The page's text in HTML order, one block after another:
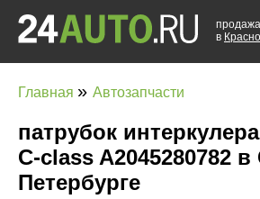
в
Главная » Автозапчасти
патрубок
C-class A2045280782 в
Петербурге